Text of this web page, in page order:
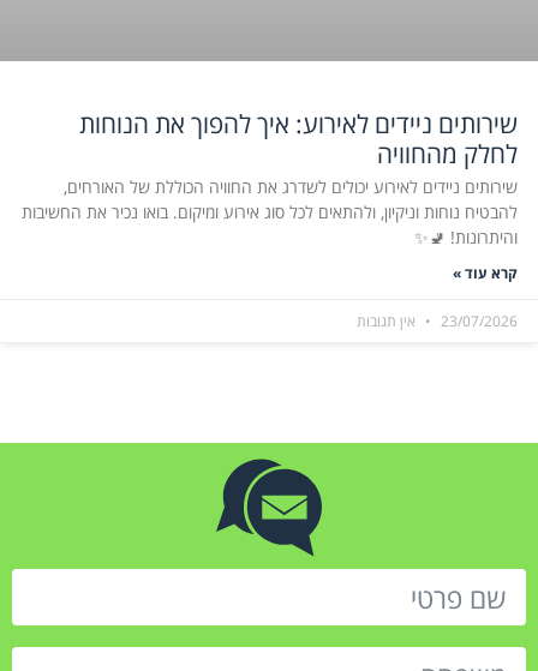
שירותים ניידים לאירוע: איך להפוך את הנוחות
לחלק מהחוויה
שירותים ניידים לאירוע יכולים לשדרג את החוויה הכוללת של האורחים,
להבטיח נוחות וניקיון, ולהתאים לכל סוג אירוע ומיקום. בואו נכיר את החשיבות
והיתרונות! 🚽✨
קרא עוד »
23/07/2026 אין תגובות